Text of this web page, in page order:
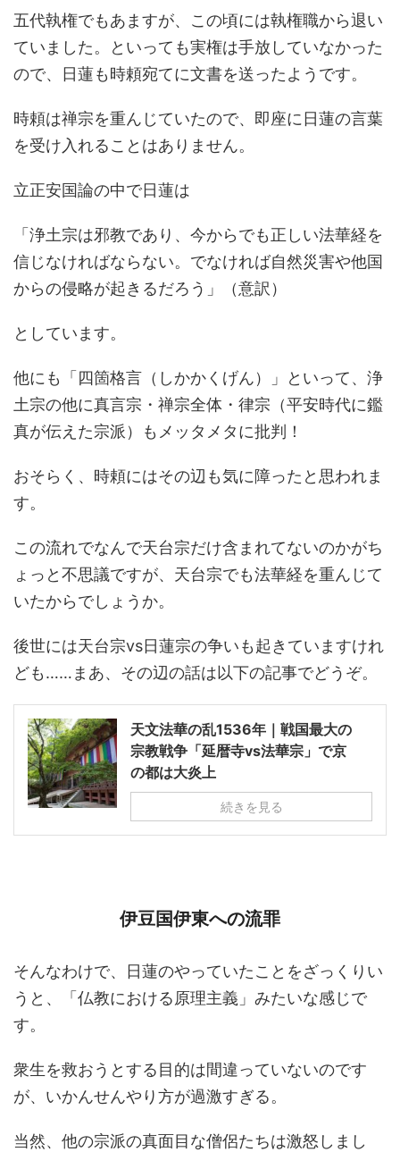
五代執権でもあますが、この頃には執権職から退い
ていました。といっても実権は手放していなかった
ので、日蓮も時頼宛てに文書を送ったようです。
時頼は禅宗を重んじていたので、即座に日蓮の言葉
を受け入れることはありません。
立正安国論の中で日蓮は
「浄土宗は邪教であり、今からでも正しい法華経を
信じなければならない。でなければ自然災害や他国
からの侵略が起きるだろう」（意訳）
としています。
他にも「四箇格言（しかかくげん）」といって、浄
土宗の他に真言宗・禅宗全体・律宗（平安時代に鑑
真が伝えた宗派）もメッタメタに批判！
おそらく、時頼にはその辺も気に障ったと思われま
す。
この流れでなんで天台宗だけ含まれてないのかがち
ょっと不思議ですが、天台宗でも法華経を重んじて
いたからでしょうか。
後世には天台宗vs日蓮宗の争いも起きていますけれ
ども……まあ、その辺の話は以下の記事でどうぞ。
天文法華の乱1536年｜戦国最大の
宗教戦争「延暦寺vs法華宗」で京
の都は大炎上
続きを見る
伊豆国伊東への流罪
そんなわけで、日蓮のやっていたことをざっくりい
うと、「仏教における原理主義」みたいな感じで
す。
衆生を救おうとする目的は間違っていないのです
が、いかんせんやり方が過激すぎる。
当然、他の宗派の真面目な僧侶たちは激怒しまし